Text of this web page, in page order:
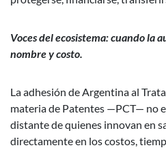
Voces del ecosistema: cuando la
nombre y costo.
La adhesión de Argentina al
materia de Patentes —PCT— no
distante de quienes innovan en
directamente en los costos,